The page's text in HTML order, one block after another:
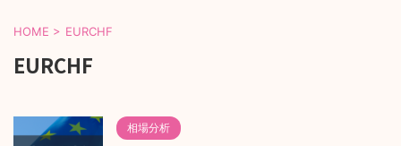
HOME > EURCHF
EURCHF
相場分析